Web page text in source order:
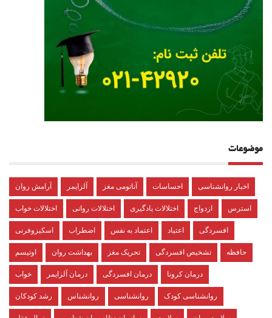
موضوعات
آرامش روان آلزایمر آناتومی مغز احساسات اخبار روانشناسی
اختلالات خواب اختلالات روانی اختلالات یادگیری ازدواج استرس
اسکیزوفرنی اضطراب اعتماد به نفس اعتیاد افسردگی
اوتیسم بهداشت روان تحریک مغز تشخیص افسردگی حافظه
خواب درمان آلزایمر درمان افسردگی درمان کرونا
رشد کودکان روانشناس روانشناسی روانشناسی کودک